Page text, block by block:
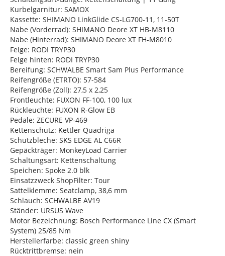
Kurbelgarnitur: SAMOX
Kassette: SHIMANO LinkGlide CS-LG700-11, 11-50T
Nabe (Vorderrad): SHIMANO Deore XT HB-M8110
Nabe (Hinterrad): SHIMANO Deore XT FH-M8010
Felge: RODI TRYP30
Felge hinten: RODI TRYP30
Bereifung: SCHWALBE Smart Sam Plus Performance
Reifengröße (ETRTO): 57-584
Reifengröße (Zoll): 27,5 x 2,25
Frontleuchte: FUXON FF-100, 100 lux
Rückleuchte: FUXON R-Glow EB
Pedale: ZECURE VP-469
Kettenschutz: Kettler Quadriga
Schutzbleche: SKS EDGE AL C66R
Gepäckträger: MonkeyLoad Carrier
Schaltungsart: Kettenschaltung
Speichen: Spoke 2.0 blk
Einsatzzweck ShopFilter: Tour
Sattelklemme: Seatclamp, 38,6 mm
Schlauch: SCHWALBE AV19
Ständer: URSUS Wave
Motor Bezeichnung: Bosch Performance Line CX (Smart
System) 25/85 Nm
Herstellerfarbe: classic green shiny
Rücktrittbremse: nein